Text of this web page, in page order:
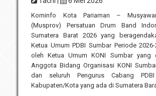
Kominfo Kota Pariaman –
(Musprov) Persatuan Drum Band
Sumatera Barat 2026 yang
Ketua Umum PDBI Sumbar Periode
oleh Ketua Umum KONI Sumbar yang
Anggota Bidang Organisasi KONI
dan seluruh Pengurus Cabang
Kabupaten/Kota yang ada di Sumatera